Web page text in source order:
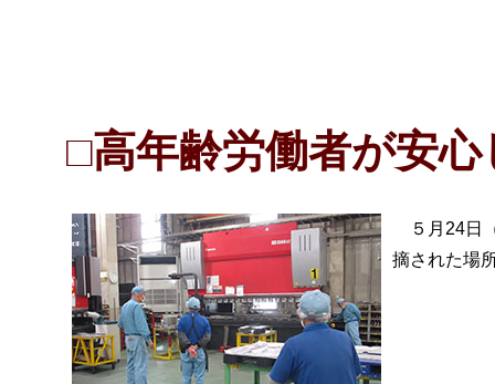
□高年齢労働者が安
５月24日
摘された場